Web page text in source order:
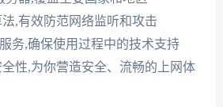
,有效防范网络监听和攻击
务,确保使用过程中的技术支持
性,为你营造安全、流畅的上网体